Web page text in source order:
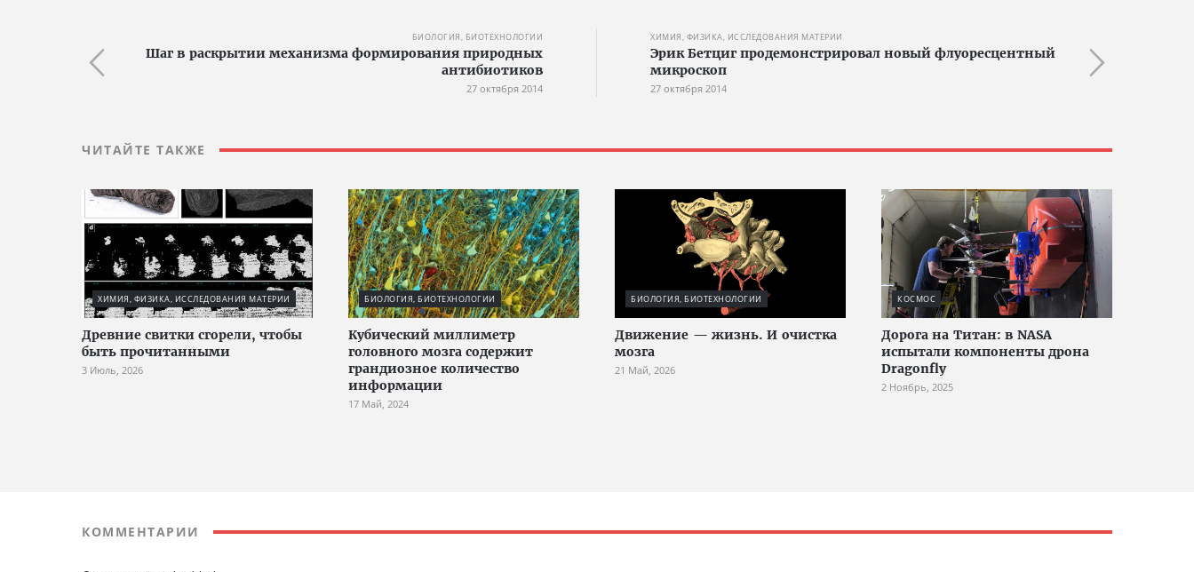
БИОЛОГИЯ, БИОТЕХНОЛОГИИ
Шаг в раскрытии механизма формирования природных
антибиотиков
27 октября 2014
ХИМИЯ, ФИЗИКА, ИССЛЕДОВАНИЯ МАТЕРИИ
Эрик Бетциг продемонстрировал новый флуоресцентный
микроскоп
27 октября 2014
ЧИТАЙТЕ ТАКЖЕ
ХИМИЯ, ФИЗИКА, ИССЛЕДОВАНИЯ МАТЕРИИ
Древние свитки сгорели, чтобы
быть прочитанными
3 Июль, 2026
БИОЛОГИЯ, БИОТЕХНОЛОГИИ
Кубический миллиметр
головного мозга содержит
грандиозное количество
информации
17 Май, 2024
БИОЛОГИЯ, БИОТЕХНОЛОГИИ
Движение — жизнь. И очистка
мозга
21 Май, 2026
КОСМОС
Дорога на Титан: в NASA
испытали компоненты дрона
Dragonfly
2 Ноябрь, 2025
КОММЕНТАРИИ